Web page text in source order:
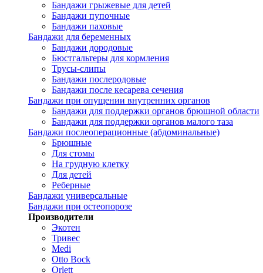
Бандажи грыжевые для детей
Бандажи пупочные
Бандажи паховые
Бандажи для беременных
Бандажи дородовые
Бюстгальтеры для кормления
Трусы-слипы
Бандажи послеродовые
Бандажи после кесарева сечения
Бандажи при опущении внутренних органов
Бандажи для поддержки органов брюшной области
Бандажи для поддержки органов малого таза
Бандажи послеоперационные (абдоминальные)
Брюшные
Для стомы
На грудную клетку
Для детей
Реберные
Бандажи универсальные
Бандажи при остеопорозе
Производители
Экотен
Тривес
Medi
Otto Bock
Orlett